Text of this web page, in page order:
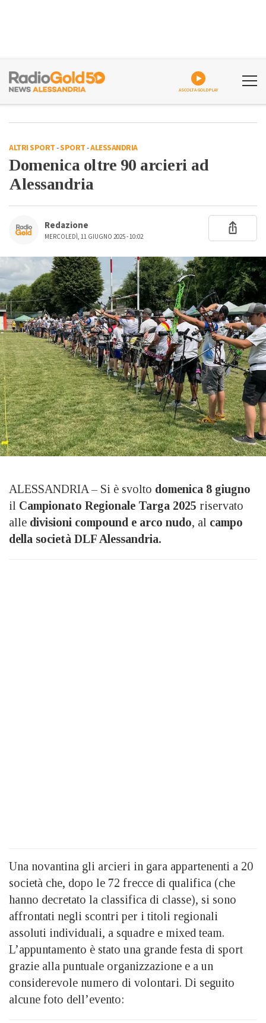
ASCOLTA GOLDPLAY
ALTRI SPORT-SPORT-ALESSANDRIA
Domenica oltre 90 arcieri ad
Alessandria
Redazione
MERCOLEDÌ, 11 GIUGNO 2025 - 10:02
ALESSANDRIA – Si è svolto domenica 8 giugno
il Campionato Regionale Targa 2025 riservato
alle divisioni compound e arco nudo, al campo
della società DLF Alessandria.
Una novantina gli arcieri in gara appartenenti a 20
società che, dopo le 72 frecce di qualifica (che
hanno decretato la classifica di classe), si sono
affrontati negli scontri per i titoli regionali
assoluti individuali, a squadre e mixed team.
L’appuntamento è stato una grande festa di sport
grazie alla puntuale organizzazione e a un
considerevole numero di volontari. Di seguito
alcune foto dell’evento: